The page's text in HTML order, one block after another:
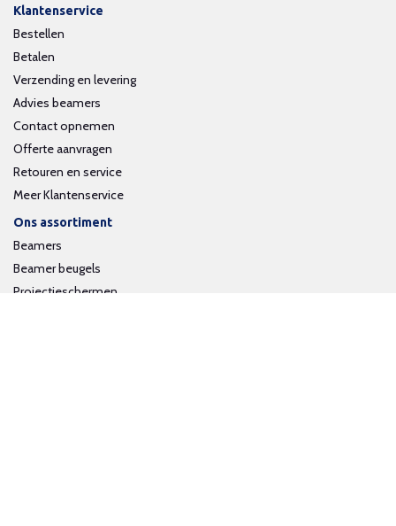
Klantenservice
Bestellen
Betalen
Verzending en levering
Advies beamers
Contact opnemen
Offerte aanvragen
Retouren en service
Meer Klantenservice
Ons assortiment
Beamers
Beamer beugels
Projectieschermen